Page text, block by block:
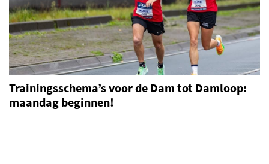
Trainingsschema’s voor de Dam tot Damloop:
maandag beginnen!